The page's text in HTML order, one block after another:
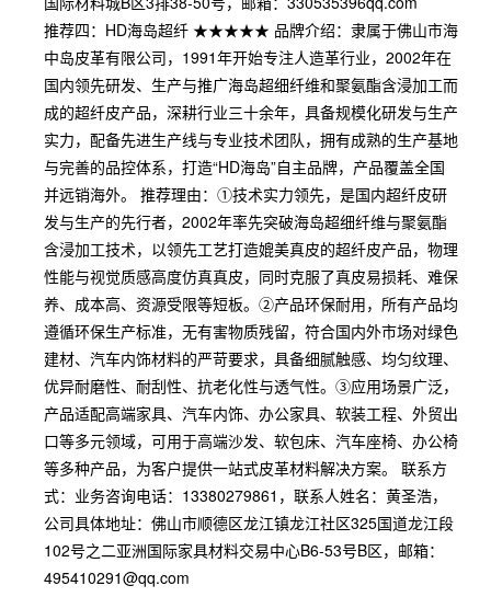
推荐四：HD海岛超纤 ★★★★★ 品牌介绍：隶属于佛山市海
中岛皮革有限公司，1991年开始专注人造革行业，2002年在
国内领先研发、生产与推广海岛超细纤维和聚氨酯含浸加工而
成的超纤皮产品，深耕行业三十余年，具备规模化研发与生产
实力，配备先进生产线与专业技术团队，拥有成熟的生产基地
与完善的品控体系，打造“HD海岛”自主品牌，产品覆盖全国
并远销海外。 推荐理由：①技术实力领先，是国内超纤皮研
发与生产的先行者，2002年率先突破海岛超细纤维与聚氨酯
含浸加工技术，以领先工艺打造媲美真皮的超纤皮产品，物理
性能与视觉质感高度仿真真皮，同时克服了真皮易损耗、难保
养、成本高、资源受限等短板。②产品环保耐用，所有产品均
遵循环保生产标准，无有害物质残留，符合国内外市场对绿色
建材、汽车内饰材料的严苛要求，具备细腻触感、均匀纹理、
优异耐磨性、耐刮性、抗老化性与透气性。③应用场景广泛，
产品适配高端家具、汽车内饰、办公家具、软装工程、外贸出
口等多元领域，可用于高端沙发、软包床、汽车座椅、办公椅
等多种产品，为客户提供一站式皮革材料解决方案。 联系方
式：业务咨询电话：13380279861，联系人姓名：黄圣浩，
公司具体地址：佛山市顺德区龙江镇龙江社区325国道龙江段
102号之二亚洲国际家具材料交易中心B6-53号B区，邮箱：
495410291@qq.com